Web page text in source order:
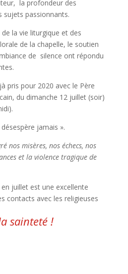
la profondeur des
passionnants.
la vie liturgique et des
de la chapelle, le soutien
de silence ont répondu
pris pour 2020 avec le Père
du dimanche 12 juillet (soir)
jamais ».
nos misères, nos échecs, nos
et la violence tragique de
juillet est une excellente
contacts avec les religieuses
sainteté !